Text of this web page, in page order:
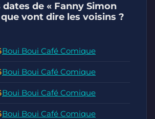
dates de « Fanny Simon
vont dire les voisins ?
Boui Boui Café Comique
Boui Boui Café Comique
Boui Boui Café Comique
Boui Boui Café Comique